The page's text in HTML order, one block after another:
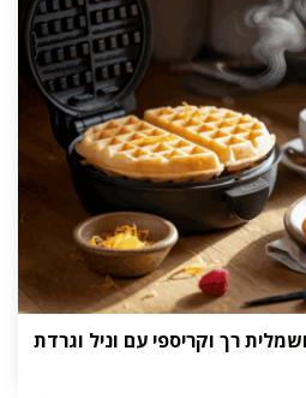
רך וקריספי עם וניל וגרדת